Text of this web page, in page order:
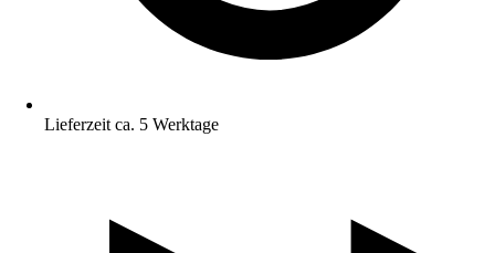
Lieferzeit ca. 5 Werktage